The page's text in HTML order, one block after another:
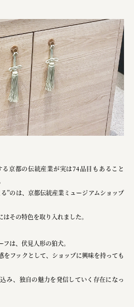
グ株式会社
スター
産業振興会、メッセフランクフル
都圏プロモーション実行委員会
京都の伝統産業が実は74品目もあること
”のは、京都伝統産業ミュージアムショップ
その特色を取り入れました。
は、伏見人形の狛犬。
をフックとして、ショップに興味を持っても
み、独自の魅力を発信していく存在になっ